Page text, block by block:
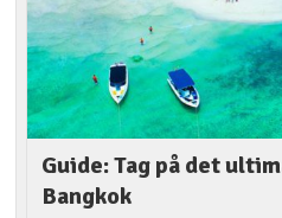
Guide: Tag på det
Bangkok